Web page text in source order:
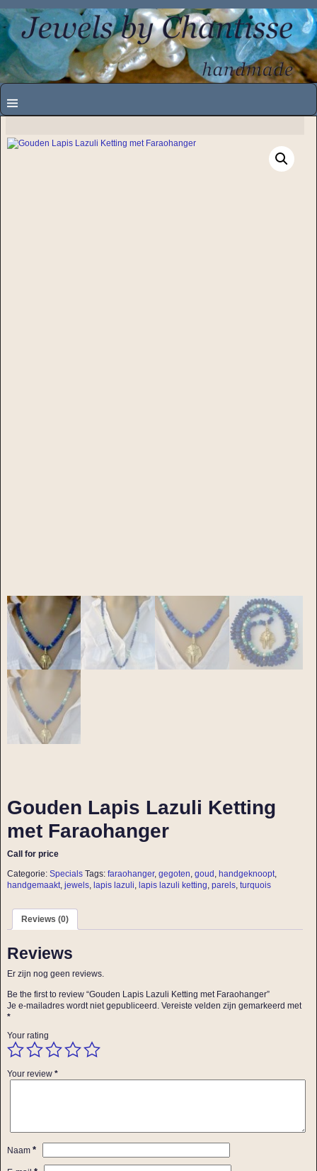
Gouden Lapis Lazuli Ketting
met Faraohanger
Call for price
Categorie: Specials Tags: faraohanger, gegoten, goud , handgeknoopt,
handgemaakt, jewels, lapis lazuli, lapis lazuli ketting, parels, turquois
Reviews (0)
Reviews
Er zijn nog geen reviews.
Be the first to review “Gouden Lapis Lazuli Ketting met Faraohanger”
Je e-mailadres wordt niet gepubliceerd. Vereiste velden zijn gemarkeerd met
*
Your rating
Your review *
Naam *